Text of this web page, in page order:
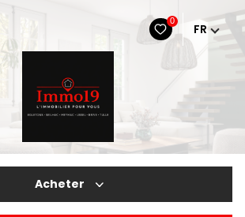
0
FR
Acheter